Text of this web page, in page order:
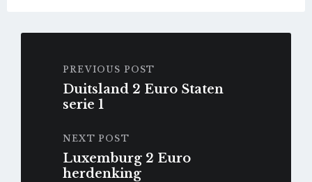
PREVIOUS POST
Duitsland 2 Euro Staten
serie 1
NEXT POST
Luxemburg 2 Euro
herdenking